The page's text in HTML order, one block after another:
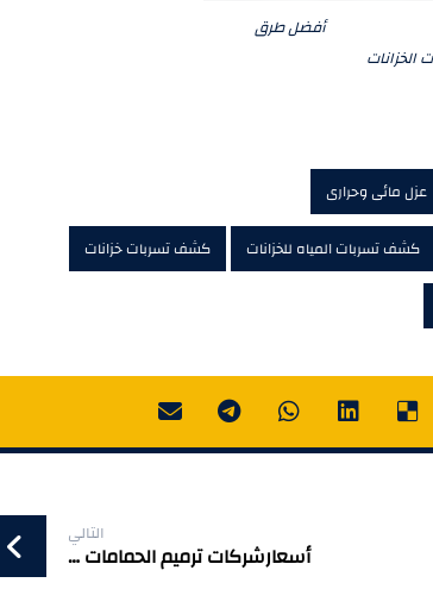
طرق
عزل مائى وحرارى
كشف تسربات المياه للخزانات كشف تسربات خزانات
التالي
أسعارشركات ترميم الحمامات …